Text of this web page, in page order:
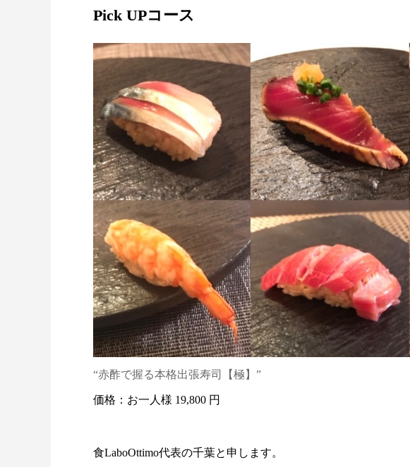
Pick UPコース
“赤酢で握る本格出張寿司【極】”
価格：お一人様 19,800 円
食LaboOttimo代表の千葉と申します。